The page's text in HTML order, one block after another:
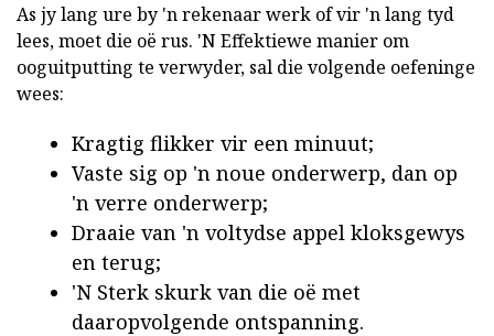
As jy lang ure by 'n rekenaar werk of vir 'n lang tyd
lees, moet die oë rus. 'N Effektiewe manier om
ooguitputting te verwyder, sal die volgende oefeninge
wees:
Kragtig flikker vir een minuut;
Vaste sig op 'n noue onderwerp, dan op
'n verre onderwerp;
Draaie van 'n voltydse appel kloksgewys
en terug;
'N Sterk skurk van die oë met
daaropvolgende ontspanning.